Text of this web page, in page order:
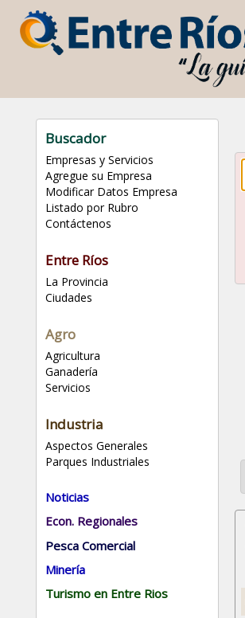
Buscador
Empresas y Servicios
Agregue su Empresa
Modificar Datos Empresa
Listado por Rubro
Contáctenos
Entre Ríos
La Provincia
Ciudades
Agro
Agricultura
Ganadería
Servicios
Industria
Aspectos Generales
Parques Industriales
Noticias
Econ. Regionales
Pesca Comercial
Minería
Turismo en Entre Rios